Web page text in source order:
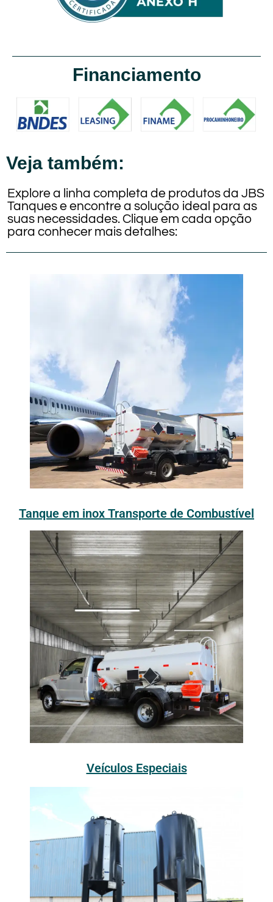
Financiamento
Veja também:
Explore a linha completa de produtos da JBS
Tanques e encontre a solução ideal para as
suas necessidades. Clique em cada opção
para conhecer mais detalhes:
Tanque em inox Transporte de Combustível
Veículos Especiais